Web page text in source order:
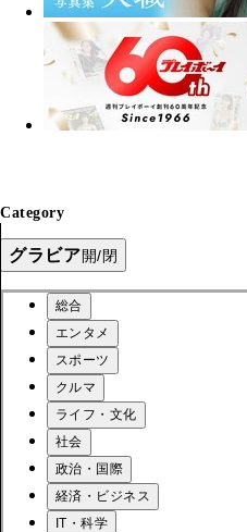
Category
グラビア開/閉
総合
エンタメ
スポーツ
クルマ
ライフ・文化
社会
政治・国際
経済・ビジネス
IT・科学